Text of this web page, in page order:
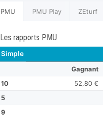
PMU PMU Play ZEturf
Les rapports PMU
Simple
Gagnant
10
52,80 €
5
9